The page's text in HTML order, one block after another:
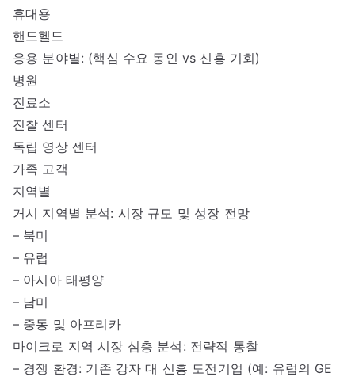
휴대용
핸드헬드
응용 분야별: (핵심 수요 동인 vs 신흥 기회)
병원
진료소
진찰 센터
독립 영상 센터
가족 고객
지역별
거시 지역별 분석: 시장 규모 및 성장 전망
– 북미
– 유럽
– 아시아 태평양
– 남미
– 중동 및 아프리카
마이크로 지역 시장 심층 분석: 전략적 통찰
– 경쟁 환경: 기존 강자 대 신흥 도전기업 (예: 유럽의 GE